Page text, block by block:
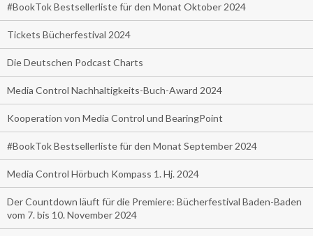
#BookTok Bestsellerliste für den Monat Oktober 2024
Tickets Bücherfestival 2024
Die Deutschen Podcast Charts
Media Control Nachhaltigkeits-Buch-Award 2024
Kooperation von Media Control und BearingPoint
#BookTok Bestsellerliste für den Monat September 2024
Media Control Hörbuch Kompass 1. Hj. 2024
Der Countdown läuft für die Premiere: Bücherfestival Baden-Baden
vom 7. bis 10. November 2024